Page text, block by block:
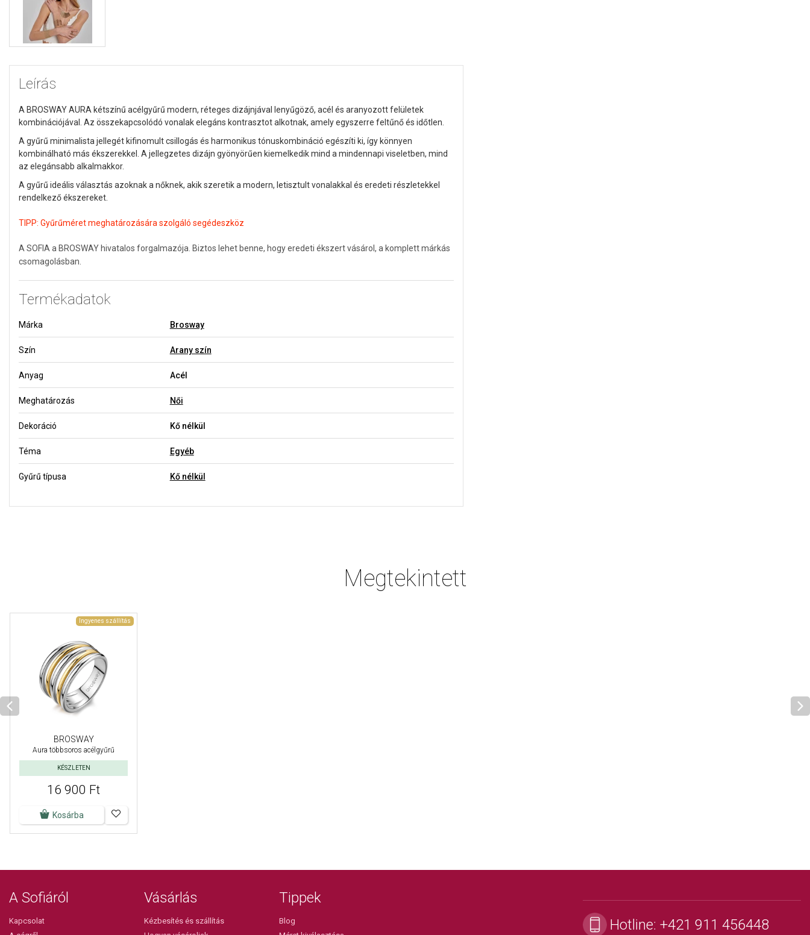
Leírás
A BROSWAY AURA kétszínű acélgyűrű modern, réteges dizájnjával lenyűgöző, acél és aranyozott felületek
kombinációjával. Az összekapcsolódó vonalak elegáns kontrasztot alkotnak, amely egyszerre feltűnő és időtlen.
A gyűrű minimalista jellegét kifinomult csillogás és harmonikus tónuskombináció egészíti ki, így könnyen
kombinálható más ékszerekkel. A jellegzetes dizájn gyönyörűen kiemelkedik mind a mindennapi viseletben, mind
az elegánsabb alkalmakkor.
A gyűrű ideális választás azoknak a nőknek, akik szeretik a modern, letisztult vonalakkal és eredeti részletekkel
rendelkező ékszereket.
TIPP: Gyűrűméret meghatározására szolgáló segédeszköz
A SOFIA a BROSWAY hivatalos forgalmazója. Biztos lehet benne, hogy eredeti ékszert vásárol, a komplett márkás
csomagolásban.
Termékadatok
Márka Brosway
Szín Arany szín
Anyag Acél
Meghatározás Női
Dekoráció Kő nélkül
Téma Egyéb
Gyűrű típusa Kő nélkül
Megtekintett
Ingyenes szállítás
BROSWAY
Aura többsoros acélgyűrű
KÉSZLETEN
16 900 Ft
Kosárba
A Sofiáról
Kapcsolat
Vásárlás
Kézbesítés és szállítás
Tippek
Blog
Hotline: +421 911 456448